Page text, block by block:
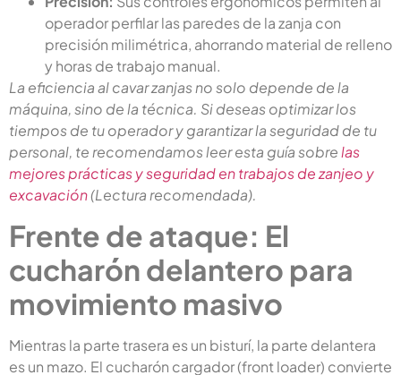
operador perfilar las paredes de la zanja con
precisión milimétrica, ahorrando material de relleno
y horas de trabajo manual.
La eficiencia al cavar zanjas no solo depende de la
máquina, sino de la técnica. Si deseas optimizar los
tiempos de tu operador y garantizar la seguridad de tu
personal, te recomendamos leer esta guía sobrelas
mejores prácticas y seguridad en trabajos de zanjeo y
excavación(Lectura recomendada).
Frente de ataque: El
cucharón delantero para
movimiento masivo
Mientras la parte trasera es un bisturí, la parte delantera
es un mazo. El cucharón cargador (front loader) convierte